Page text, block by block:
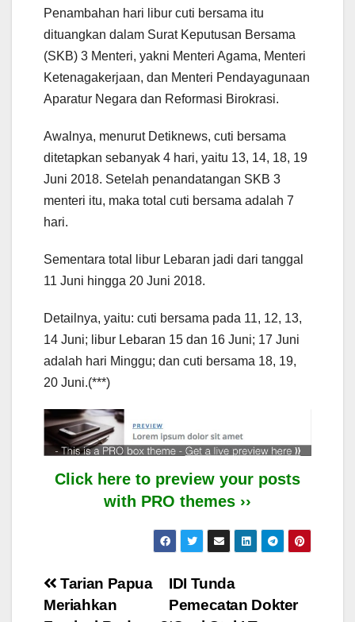
Penambahan hari libur cuti bersama itu
dituangkan dalam Surat Keputusan Bersama
(SKB) 3 Menteri, yakni Menteri Agama, Menteri
Ketenagakerjaan, dan Menteri Pendayagunaan
Aparatur Negara dan Reformasi Birokrasi.
Awalnya, menurut Detiknews, cuti bersama
ditetapkan sebanyak 4 hari, yaitu 13, 14, 18, 19
Juni 2018. Setelah penandatangan SKB 3
menteri itu, maka total cuti bersama adalah 7
hari.
Sementara total libur Lebaran jadi dari tanggal
11 Juni hingga 20 Juni 2018.
Detailnya, yaitu: cuti bersama pada 11, 12, 13,
14 Juni; libur Lebaran 15 dan 16 Juni; 17 Juni
adalah hari Minggu; dan cuti bersama 18, 19,
20 Juni.(***)
Click here to preview your posts
with PRO themes ››
Post
IDI Tunda
Pemecatan Dokter
Tarian Papua
Meriahkan